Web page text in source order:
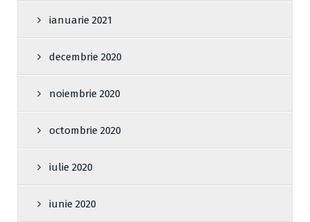
ianuarie 2021
decembrie 2020
noiembrie 2020
octombrie 2020
iulie 2020
iunie 2020